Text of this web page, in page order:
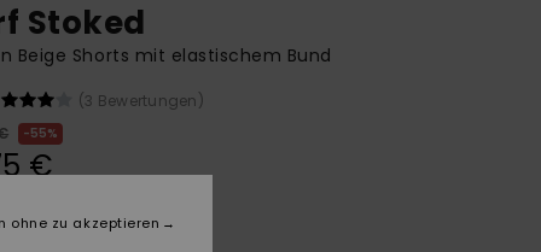
Stoked
Beige Shorts mit elastischem Bund
(3 Bewertungen)
55%
€
RABATT 25% EXTRA
ohne zu akzeptieren